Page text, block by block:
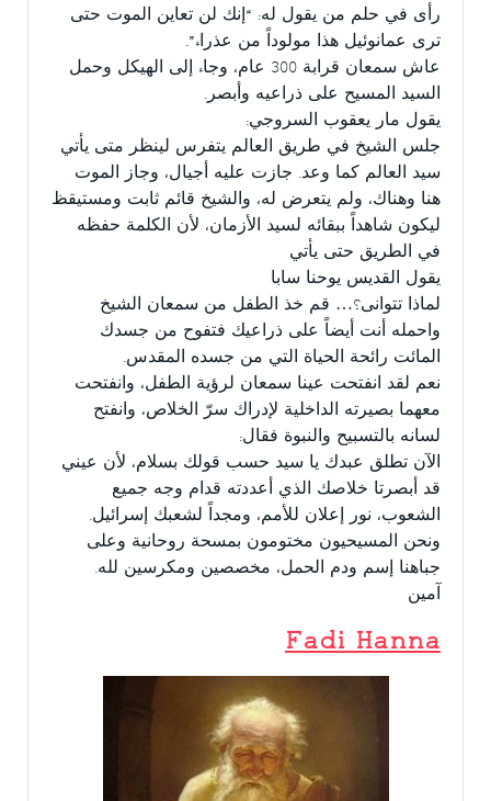
رأى في حلم من يقول له: “إنك لن تعاين الموت حتى
ترى عمانوئيل هذا مولوداً من عذراء”.
عاش سمعان قرابة 300 عام، وجاء إلى الهيكل وحمل
السيد المسيح على ذراعيه وأبصر.
يقول مار يعقوب السروجي:
جلس الشيخ في طريق العالم يتفرس لينظر متى يأتي
سيد العالم كما وعد. جازت عليه أجيال، وجاز الموت
هنا وهناك، ولم يتعرض له، والشيخ قائم ثابت ومستيقظ
ليكون شاهداً ببقائه لسيد الأزمان، لأن الكلمة حفظه
في الطريق حتى يأتي
يقول القديس يوحنا سابا
لماذا تتوانى؟… قم خذ الطفل من سمعان الشيخ
واحمله أنت أيضاً على ذراعيك فتفوح من جسدك
المائت رائحة الحياة التي من جسده المقدس.
نعم لقد انفتحت عينا سمعان لرؤية الطفل، وانفتحت
معهما بصيرته الداخلية لإدراك سرّ الخلاص، وانفتح
لسانه بالتسبيح والنبوة فقال:
الآن تطلق عبدك يا سيد حسب قولك بسلام، لأن عيني
قد أبصرتا خلاصك الذي أعددته قدام وجه جميع
الشعوب، نور إعلان للأمم، ومجداً لشعبك إسرائيل.
ونحن المسيحيون مختومون بمسحة روحانية وعلى
جباهنا إسم ودم الحمل، مخصصين ومكرسين لله.
آمين
Fadi Hanna